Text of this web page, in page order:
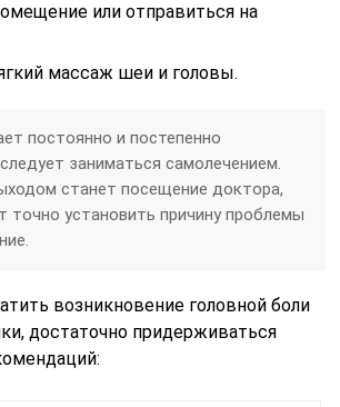
или отправиться на
массаж шеи и головы.
постоянно и постепенно
заниматься самолечением.
станет посещение доктора,
установить причину проблемы
возникновение головной боли
достаточно придерживаться